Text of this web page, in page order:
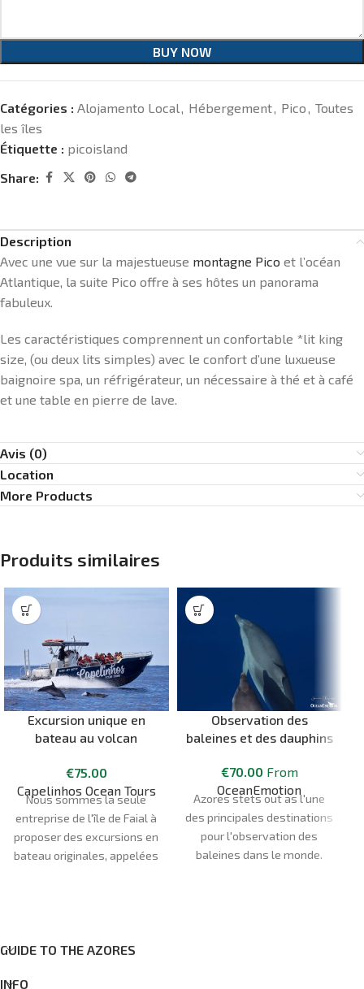
BUY NOW
Catégories : Alojamento Local, Hébergement, Pico, Toutes
les îles
Étiquette : picoisland
Share:
Description
Avec une vue sur la majestueuse montagne Pico et l’océan
Atlantique, la suite Pico offre à ses hôtes un panorama
fabuleux.
Les caractéristiques comprennent un confortable *lit king
size, (ou deux lits simples) avec le confort d’une luxueuse
baignoire spa, un réfrigérateur, un nécessaire à thé et à café
et une table en pierre de lave.
Avis (0)
Location
More Products
Produits similaires
Excursion unique en
bateau au volcan
€75.00
Capelinhos Ocean Tours
Nous sommes la seule
entreprise de l'île de Faial à
proposer des excursions en
bateau originales, appelées
voulons partager avec toi la
et le monument naturel
Observation des
baleines et des dauphins
€70.00 From
OceanEmotion
Azoresstetsout asl'une
des principales destinations
pour l'observation des
baleines dans le monde.
GUIDE TO THE AZORES
INFO